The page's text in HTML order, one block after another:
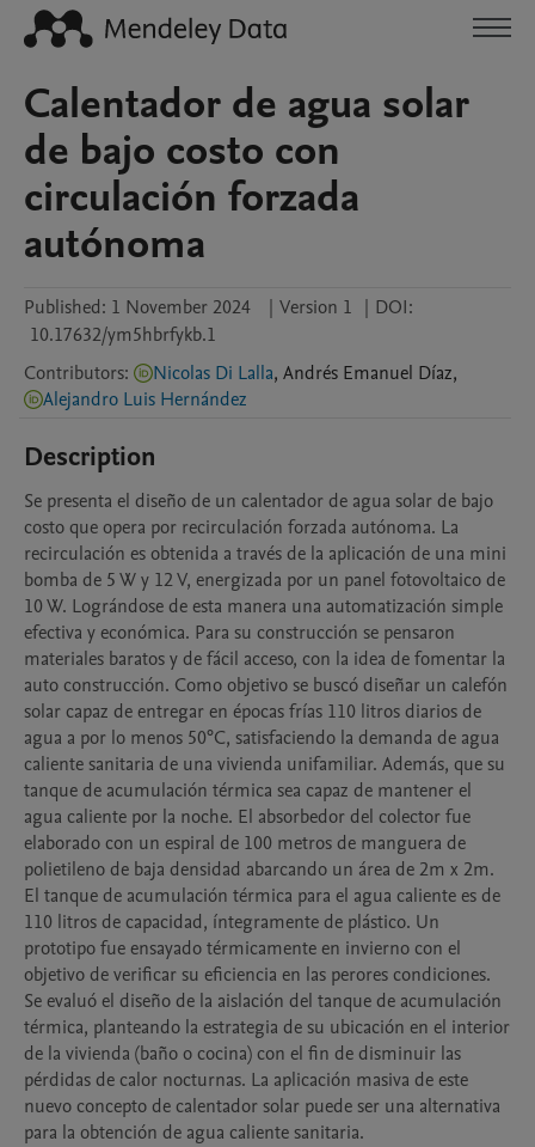
Calentador de agua solar
de bajo costo con
circulación forzada
autónoma
Published: 1 November 2024 | Version 1 | DOI:
10.17632/ym5hbrfykb.1
Contributors: Nicolas Di Lalla, Andrés Emanuel Díaz,
Alejandro Luis Hernández
Description
Se presenta el diseño de un calentador de agua solar de bajo
costo que opera por recirculación forzada autónoma. La
recirculación es obtenida a través de la aplicación de una mini
bomba de 5 W y 12 V, energizada por un panel fotovoltaico de
10 W. Lográndose de esta manera una automatización simple
efectiva y económica. Para su construcción se pensaron
materiales baratos y de fácil acceso, con la idea de fomentar la
auto construcción. Como objetivo se buscó diseñar un calefón
solar capaz de entregar en épocas frías 110 litros diarios de
agua a por lo menos 50°C, satisfaciendo la demanda de agua
caliente sanitaria de una vivienda unifamiliar. Además, que su
tanque de acumulación térmica sea capaz de mantener el
agua caliente por la noche. El absorbedor del colector fue
elaborado con un espiral de 100 metros de manguera de
polietileno de baja densidad abarcando un área de 2m x 2m.
El tanque de acumulación térmica para el agua caliente es de
110 litros de capacidad, íntegramente de plástico. Un
prototipo fue ensayado térmicamente en invierno con el
objetivo de veriﬁcar su eﬁciencia en las perores condiciones.
Se evaluó el diseño de la aislación del tanque de acumulación
térmica, planteando la estrategia de su ubicación en el interior
de la vivienda (baño o cocina) con el ﬁn de disminuir las
pérdidas de calor nocturnas. La aplicación masiva de este
nuevo concepto de calentador solar puede ser una alternativa
para la obtención de agua caliente sanitaria.